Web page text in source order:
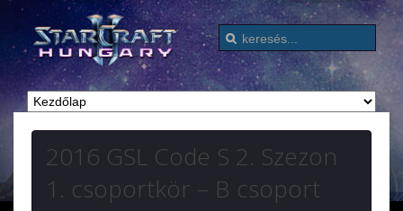
2016 GSL Code S 2. Szezon
1. csoportkör – B csoport